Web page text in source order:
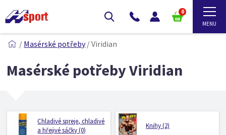
0
/ Masérské potřeby/Viridian
Masérské potřeby Viridian
Chladivé spreje, chladivé
a hřejivé sáčky (0)
Knihy (2)